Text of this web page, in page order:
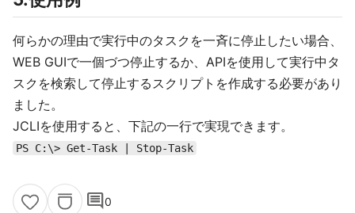
何らかの理由で実行中のタスクを一斉に停止したい場合、
WEB GUIで一個づつ停止するか、APIを使用して実行中タ
スクを検索して停止するスクリプトを作成する必要があり
ました。
JCLIを使用すると、下記の一行で実現できます。
PS C:\> Get-Task | Stop-Task
comment0